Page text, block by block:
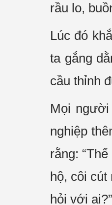
rầu lo,
Lúc đó
ta gắng
cầu thỉnh
Mọi
nghiệp
rằng:
hộ, côi cút
hỏi với